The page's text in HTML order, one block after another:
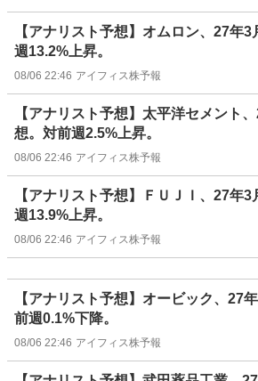
【アナリスト予想】オムロン、27年
週13.2%上昇。
08/06 22:46 アイフィス株予報
【アナリスト予想】太平洋セメント
想。対前週2.5%上昇。
08/06 22:46 アイフィス株予報
【アナリスト予想】ＦＵＪＩ、27年
週13.9%上昇。
08/06 22:46 アイフィス株予報
【アナリスト予想】オービック、27
前週0.1%下降。
08/06 22:46 アイフィス株予報